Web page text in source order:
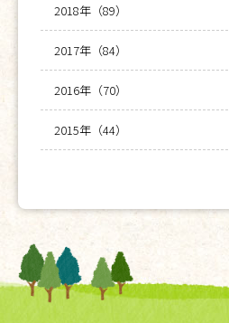
2018年（89）
2017年（84）
2016年（70）
2015年（44）